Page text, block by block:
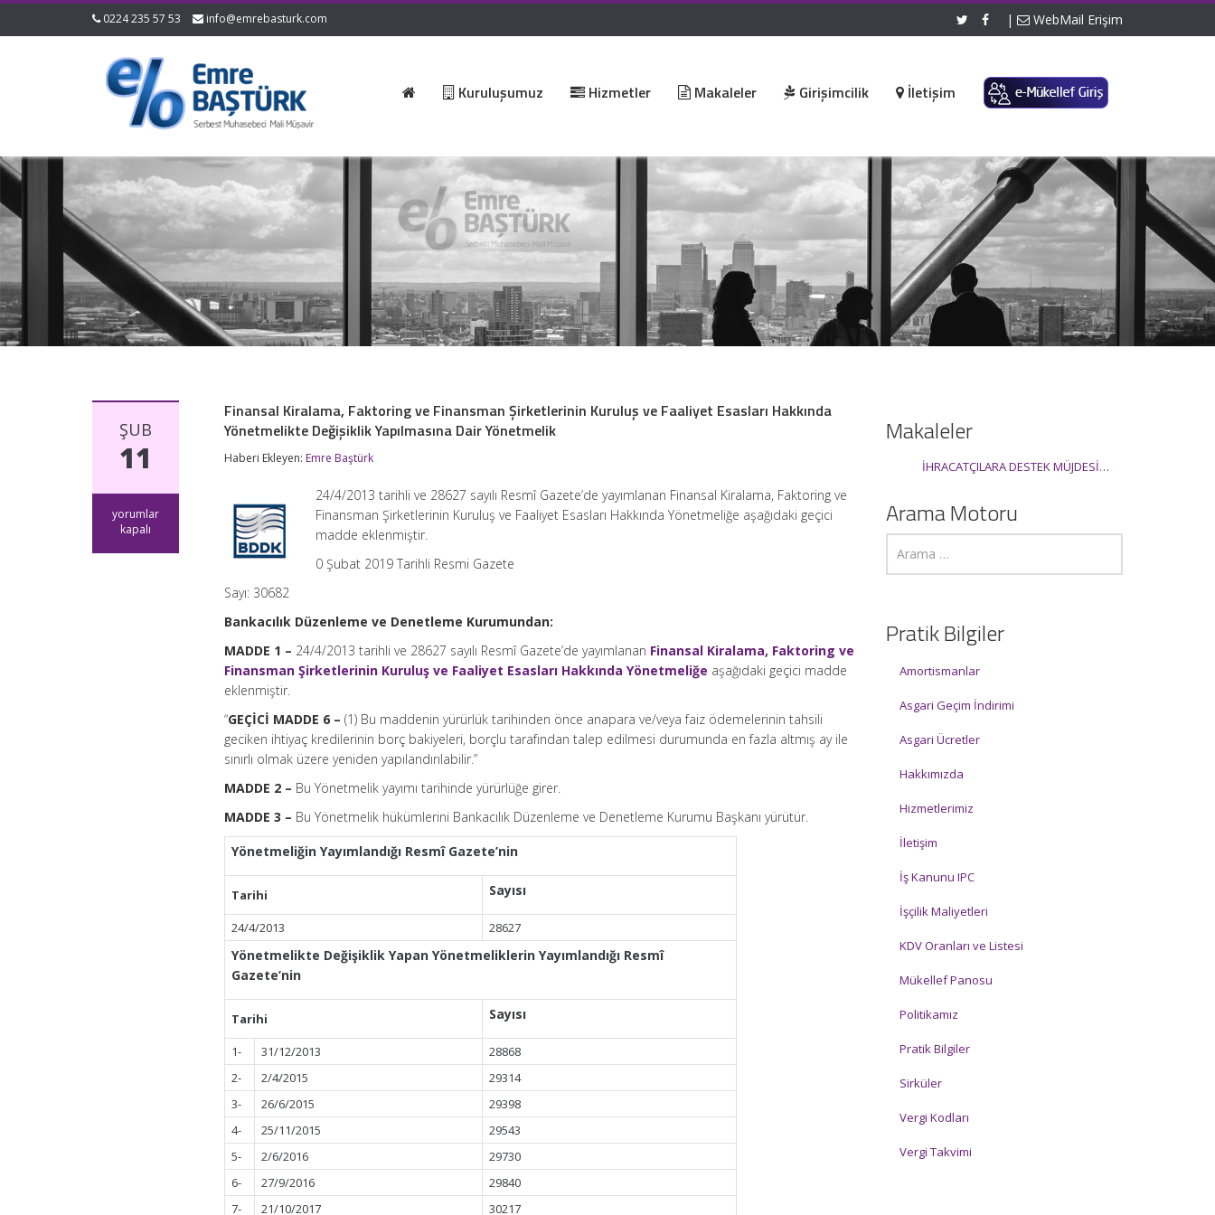
0224 235 57 53 info@emrebasturk.com | WebMail Erişim
Kuruluşumuz Hizmetler Makaleler Girişimcilik İletişim
ŞUB
11
Finansal
Kiralama,
yorumlar
kapalı
Finansal Kiralama, Faktoring ve Finansman Şirketlerinin Kuruluş ve Faaliyet Esasları Hakkında
Yönetmelikte Değişiklik Yapılmasına Dair Yönetmelik
Haberi Ekleyen: Emre Baştürk
24/4/2013 tarihli ve 28627 sayılı Resmî Gazete’de yayımlanan Finansal Kiralama, Faktoring ve
Finansman Şirketlerinin Kuruluş ve Faaliyet Esasları Hakkında Yönetmeliğe aşağıdaki geçici
madde eklenmiştir.
0 Şubat 2019 Tarihli Resmi Gazete
Sayı: 30682
Bankacılık Düzenleme ve Denetleme Kurumundan:
MADDE 1 – 24/4/2013 tarihli ve 28627 sayılı Resmî Gazete’de yayımlanan Finansal Kiralama, Faktoring ve
Finansman Şirketlerinin Kuruluş ve Faaliyet Esasları Hakkında Yönetmeliğe aşağıdaki geçici madde
eklenmiştir.
“GEÇİCİ MADDE 6 – (1) Bu maddenin yürürlük tarihinden önce anapara ve/veya faiz ödemelerinin tahsili
geciken ihtiyaç kredilerinin borç bakiyeleri, borçlu tarafından talep edilmesi durumunda en fazla altmış ay ile
sınırlı olmak üzere yeniden yapılandırılabilir.”
MADDE 2 – Bu Yönetmelik yayımı tarihinde yürürlüğe girer.
MADDE 3 – Bu Yönetmelik hükümlerini Bankacılık Düzenleme ve Denetleme Kurumu Başkanı yürütür.
Yönetmeliğin Yayımlandığı Resmî Gazete’nin
Tarihi Sayısı
24/4/2013 28627
Yönetmelikte Değişiklik Yapan Yönetmeliklerin Yayımlandığı Resmî
Gazete’nin
Tarihi Sayısı
1- 31/12/2013
28868
2-
2/4/2015
29314
3-
26/6/2015
29398
4-
25/11/2015
29543
5-
2/6/2016
29730
6-
27/9/2016
29840
7-
21/10/2017
30217
Makaleler
İHRACATÇILARA DESTEK MÜJDESİ…
Arama Motoru
Pratik Bilgiler
Amortismanlar
Asgari Geçim İndirimi
Asgari Ücretler
Hakkımızda
Hizmetlerimiz
İletişim
İş Kanunu IPC
İşçilik Maliyetleri
KDV Oranları ve Listesi
Mükellef Panosu
Politikamız
Pratik Bilgiler
Sirküler
Vergi Kodları
Vergi Takvimi